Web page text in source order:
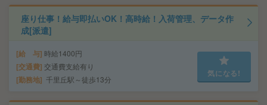
座り仕事！給与即払いOK！高時給！入荷管理、データ作
成[派遣]
給 与 時給1400円
交通費 交通費支給有り
勤務地 千里丘駅～徒歩13分
気になる!